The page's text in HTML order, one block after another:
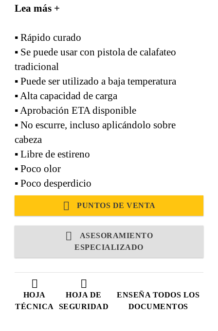
HOJA
TÉCNICA
HOJA DE
SEGURIDAD
ENSEÑA TODOS LOS
DOCUMENTOS
Lea más +
▪ Rápido curado
▪ Se puede usar con pistola de calafateo
tradicional
▪ Puede ser utilizado a baja temperatura
▪ Alta capacidad de carga
▪ Aprobación ETA disponible
▪ No escurre, incluso aplicándolo sobre
cabeza
▪ Libre de estireno
▪ Poco olor
▪ Poco desperdicio
PUNTOS DE VENTA
ASESORAMIENTO
ESPECIALIZADO